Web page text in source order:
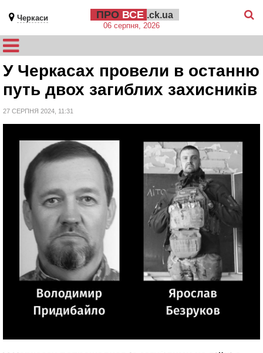
Черкаси ПРО ВСЕ .ck.ua
06 серпня, 2026
У Черкасах провели в останню
путь двох загиблих захисників
27 СЕРПНЯ 2024, 11:31